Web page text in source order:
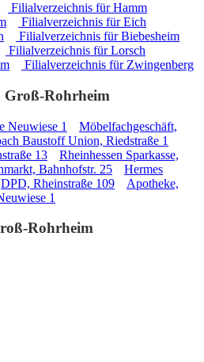
Filialverzeichnis für Hamm
Filialverzeichnis für Eich
Filialverzeichnis für Biebesheim
Filialverzeichnis für Lorsch
Filialverzeichnis für Zwingenberg
Groß-Rohrheim
Neuwiese 1
Möbelfachgeschäft,
Baustoff Union, Riedstraße 1
13
Rheinhessen Sparkasse,
Bahnhofstr. 25
Hermes
DPD, Rheinstraße 109
Apotheke,
1
Rohrheim